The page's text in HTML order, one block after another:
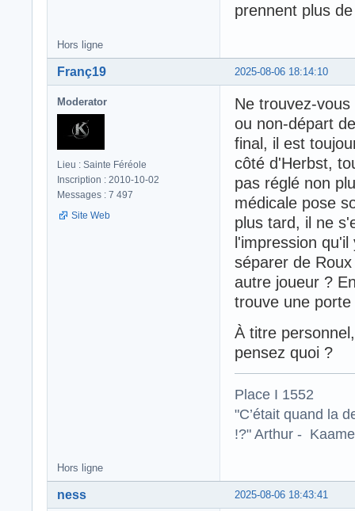
prennent plus
Hors ligne
2025-08-06 18:14:10
Franç19
Moderator
Lieu : Sainte Féréole
Inscription : 2010-10-02
Messages : 7 497
Site Web
Ne trouvez-
ou non-départ
final, il est
côté d'Herbst,
pas réglé non
médicale pose
plus tard, il ne
l'impression
séparer de
autre joueur ?
trouve une
À titre
pensez quoi ?
Place I 1552
"C’était quand la
!?" Arthur -
Hors ligne
2025-08-06 18:43:41
ness